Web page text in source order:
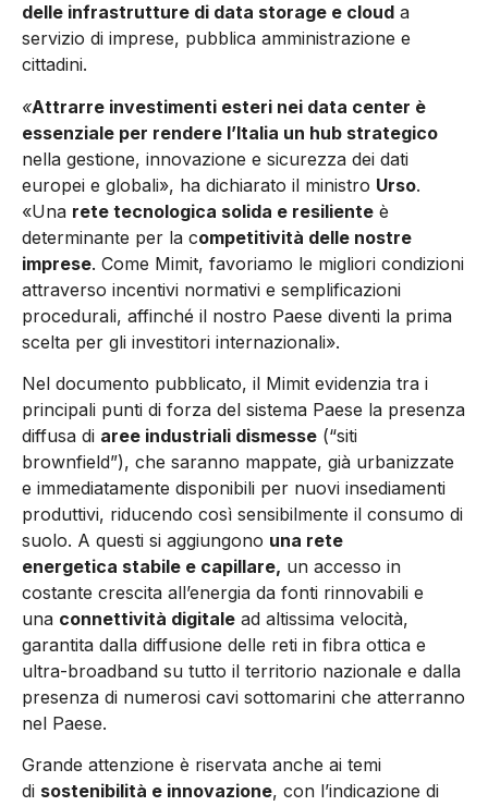
delle infrastrutture di data storage e cloud a
servizio di imprese, pubblica amministrazione e
cittadini.
«Attrarre investimenti esteri nei data center è
essenziale per rendere l’Italia un hub strategico
nella gestione, innovazione e sicurezza dei dati
europei e globali», ha dichiarato il ministro Urso.
«Una rete tecnologica solida e resiliente è
determinante per la competitività delle nostre
imprese. Come Mimit, favoriamo le migliori condizioni
attraverso incentivi normativi e semplificazioni
procedurali, affinché il nostro Paese diventi la prima
scelta per gli investitori internazionali».
Nel documento pubblicato, il Mimit evidenzia tra i
principali punti di forza del sistema Paese la presenza
diffusa di aree industriali dismesse (“siti
brownfield”), che saranno mappate, già urbanizzate
e immediatamente disponibili per nuovi insediamenti
produttivi, riducendo così sensibilmente il consumo di
suolo. A questi si aggiungono una rete
energetica stabile e capillare, un accesso in
costante crescita all’energia da fonti rinnovabili e
una connettività digitale ad altissima velocità,
garantita dalla diffusione delle reti in fibra ottica e
ultra-broadband su tutto il territorio nazionale e dalla
presenza di numerosi cavi sottomarini che atterranno
nel Paese.
Grande attenzione è riservata anche ai temi
di sostenibilità e innovazione, con l’indicazione di